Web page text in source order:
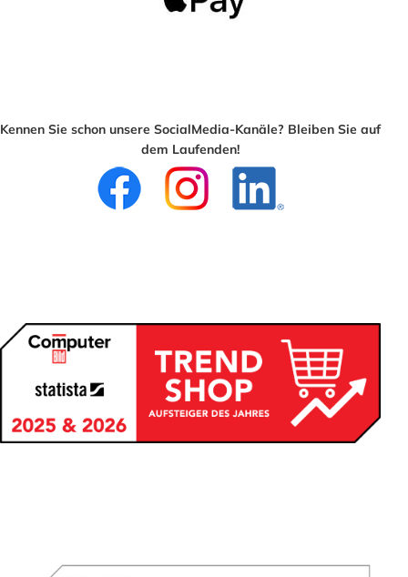
Kennen Sie schon unsere SocialMedia-Kanäle? Bleiben Sie auf
dem Laufenden!